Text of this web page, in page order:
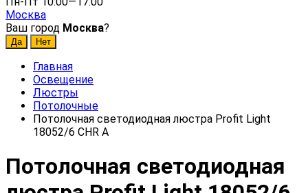
Москва
Ваш город Москва?
Главная
Освещение
Люстры
Потолочные
Потолочная светодиодная люстра Profit Light
18052/6 CHR A
Потолочная светодиодная